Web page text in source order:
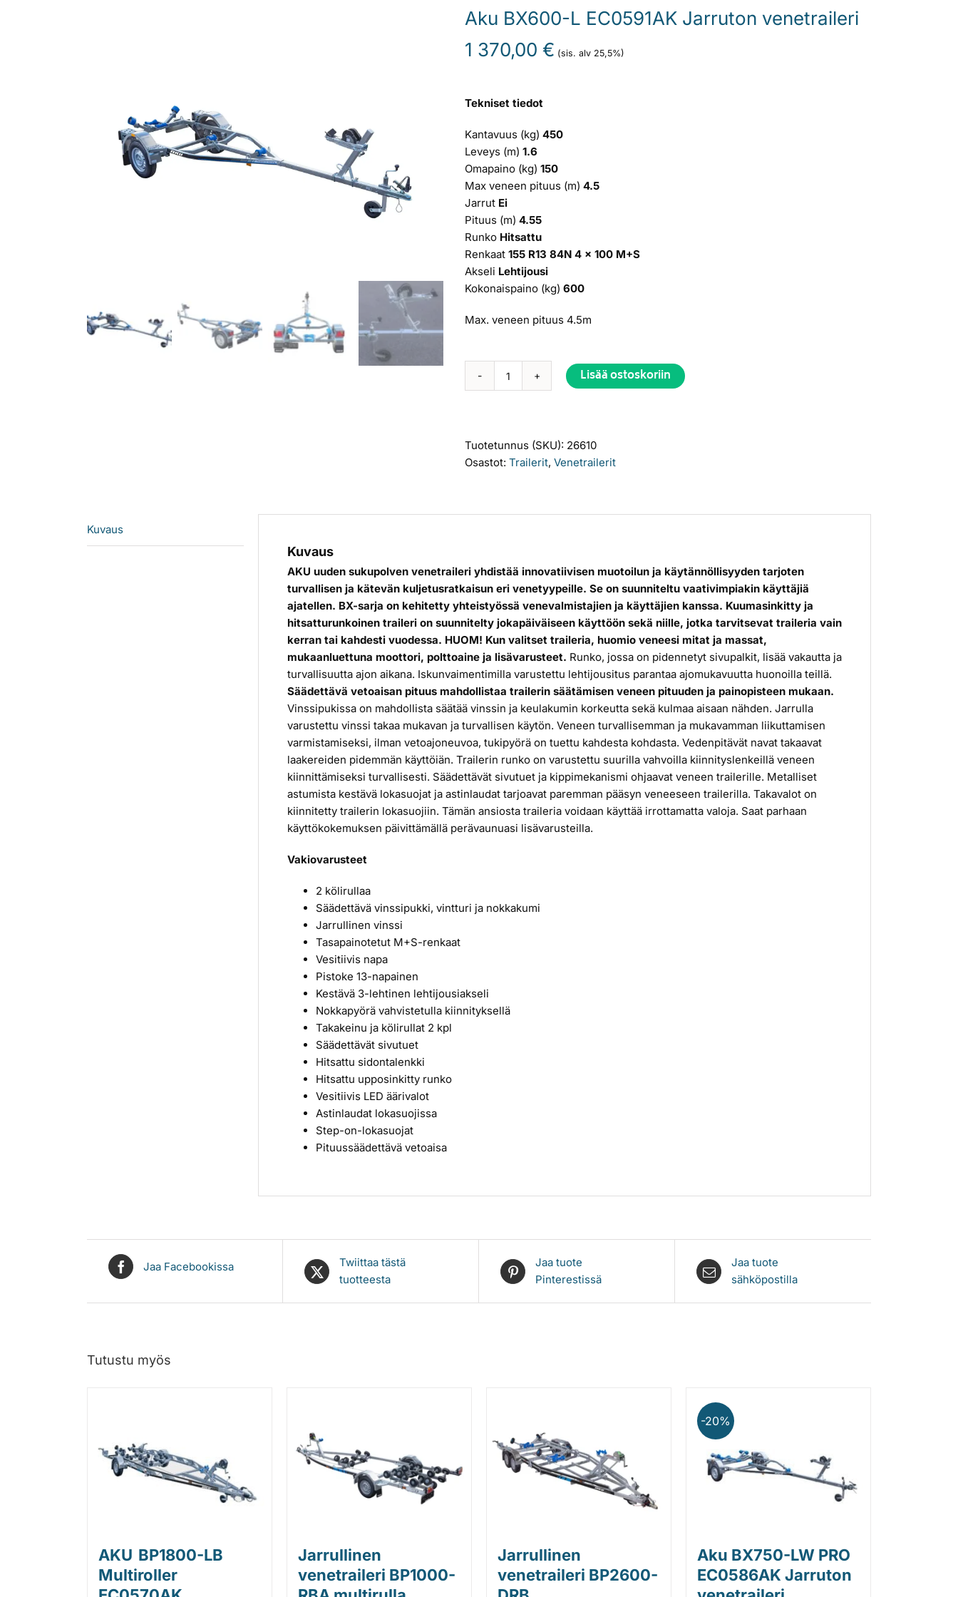
Aku BX600-L EC0591AK Jarruton venetraileri
1 370,00 € (sis. alv 25,5%)
Tekniset tiedot
Kantavuus (kg) 450
Leveys (m) 1.6
Omapaino (kg) 150
Max veneen pituus (m) 4.5
Jarrut Ei
Pituus (m) 4.55
Runko Hitsattu
Renkaat 155 R13 84N 4 x 100 M+S
Akseli Lehtijousi
Kokonaispaino (kg) 600
Max. veneen pituus 4.5m
Aku
Jarruton
venetraileri
Lisää ostoskoriin
Alternative:
Tuotetunnus (SKU): 26610
Osastot: Trailerit, Venetrailerit
Kuvaus
Kuvaus
AKU uuden sukupolven venetraileri yhdistää innovatiivisen muotoilun ja käytännöllisyyden tarjoten
turvallisen ja kätevän kuljetusratkaisun eri venetyypeille. Se on suunniteltu vaativimpiakin käyttäjiä
ajatellen. BX-sarja on kehitetty yhteistyössä venevalmistajien ja käyttäjien kanssa. Kuumasinkitty ja
hitsatturunkoinen traileri on suunnitelty jokapäiväiseen käyttöön sekä niille, jotka tarvitsevat traileria vain
kerran tai kahdesti vuodessa. HUOM! Kun valitset traileria, huomio veneesi mitat ja massat,
mukaanluettuna moottori, polttoaine ja lisävarusteet. Runko, jossa on pidennetyt sivupalkit, lisää vakautta ja
turvallisuutta ajon aikana. Iskunvaimentimilla varustettu lehtijousitus parantaa ajomukavuutta huonoilla teillä.
Säädettävä vetoaisan pituus mahdollistaa trailerin säätämisen veneen pituuden ja painopisteen mukaan.
Vinssipukissa on mahdollista säätää vinssin ja keulakumin korkeutta sekä kulmaa aisaan nähden. Jarrulla
varustettu vinssi takaa mukavan ja turvallisen käytön. Veneen turvallisemman ja mukavamman liikuttamisen
varmistamiseksi, ilman vetoajoneuvoa, tukipyörä on tuettu kahdesta kohdasta. Vedenpitävät navat takaavat
laakereiden pidemmän käyttöiän. Trailerin runko on varustettu suurilla vahvoilla kiinnityslenkeillä veneen
kiinnittämiseksi turvallisesti. Säädettävät sivutuet ja kippimekanismi ohjaavat veneen trailerille. Metalliset
astumista kestävä lokasuojat ja astinlaudat tarjoavat paremman pääsyn veneeseen trailerilla. Takavalot on
kiinnitetty trailerin lokasuojiin. Tämän ansiosta traileria voidaan käyttää irrottamatta valoja. Saat parhaan
käyttökokemuksen päivittämällä perävaunuasi lisävarusteilla.
Vakiovarusteet
2 kölirullaa
Säädettävä vinssipukki, vintturi ja nokkakumi
Jarrullinen vinssi
Tasapainotetut M+S-renkaat
Vesitiivis napa
Pistoke 13-napainen
Kestävä 3-lehtinen lehtijousiakseli
Nokkapyörä vahvistetulla kiinnityksellä
Takakeinu ja kölirullat 2 kpl
Säädettävät sivutuet
Hitsattu sidontalenkki
Hitsattu upposinkitty runko
Vesitiivis LED äärivalot
Astinlaudat lokasuojissa
Step-on-lokasuojat
Pituussäädettävä vetoaisa
Jaa Facebookissa
Twiittaa tästä
tuotteesta
Jaa tuote
Pinterestissä
Jaa tuote
sähköpostilla
Tutustu myös
AKU BP1800-LB
Multiroller
Jarrullinen
venetraileri BP1000-
Jarrullinen
venetraileri BP2600-
-20%
Aku BX750-LW PRO
EC0586AK Jarruton